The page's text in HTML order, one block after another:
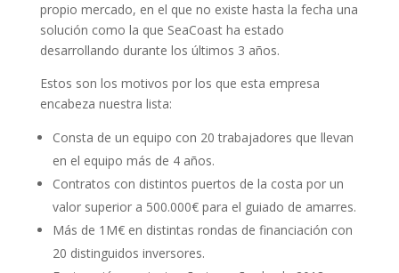
propio mercado, en el que no existe hasta la fecha una
solución como la que SeaCoast ha estado
desarrollando durante los últimos 3 años.
Estos son los motivos por los que esta empresa
encabeza nuestra lista:
Consta de un equipo con 20 trabajadores que llevan
en el equipo más de 4 años.
Contratos con distintos puertos de la costa por un
valor superior a 500.000€ para el guiado de amarres.
Más de 1M€ en distintas rondas de financiación con
20 distinguidos inversores.